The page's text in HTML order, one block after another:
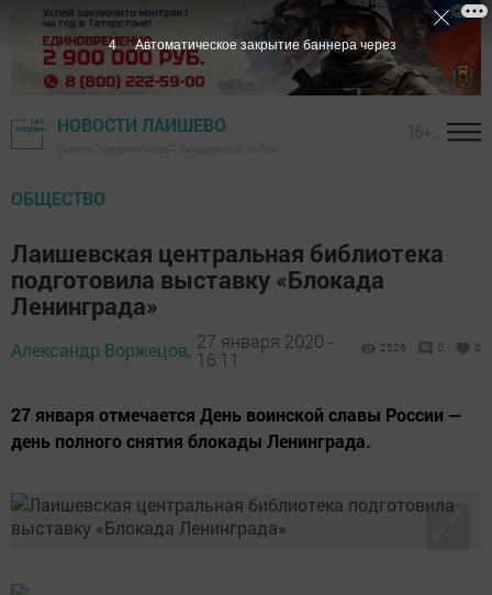
НОВОСТИ ЛАИШЕВО
ОБЩЕСТВО
Лаишевская центральная библиотека
подготовила выставку «Блокада
Ленинграда»
Александр Воржецов, 27 января 2020 -
16:11
2526 0 0
27 января отмечается День воинской славы России —
день полного снятия блокады Ленинграда.
3 Автоматическое закрытие баннера через